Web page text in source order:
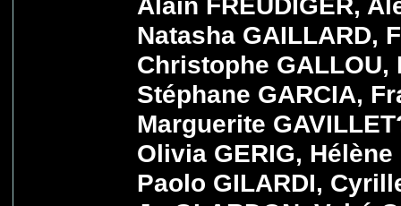
Natasha GAILLARD,
Christophe GALLOU,
Stéphane GARCIA,
Marguerite
Olivia GERIG,
Paolo GILARDI,